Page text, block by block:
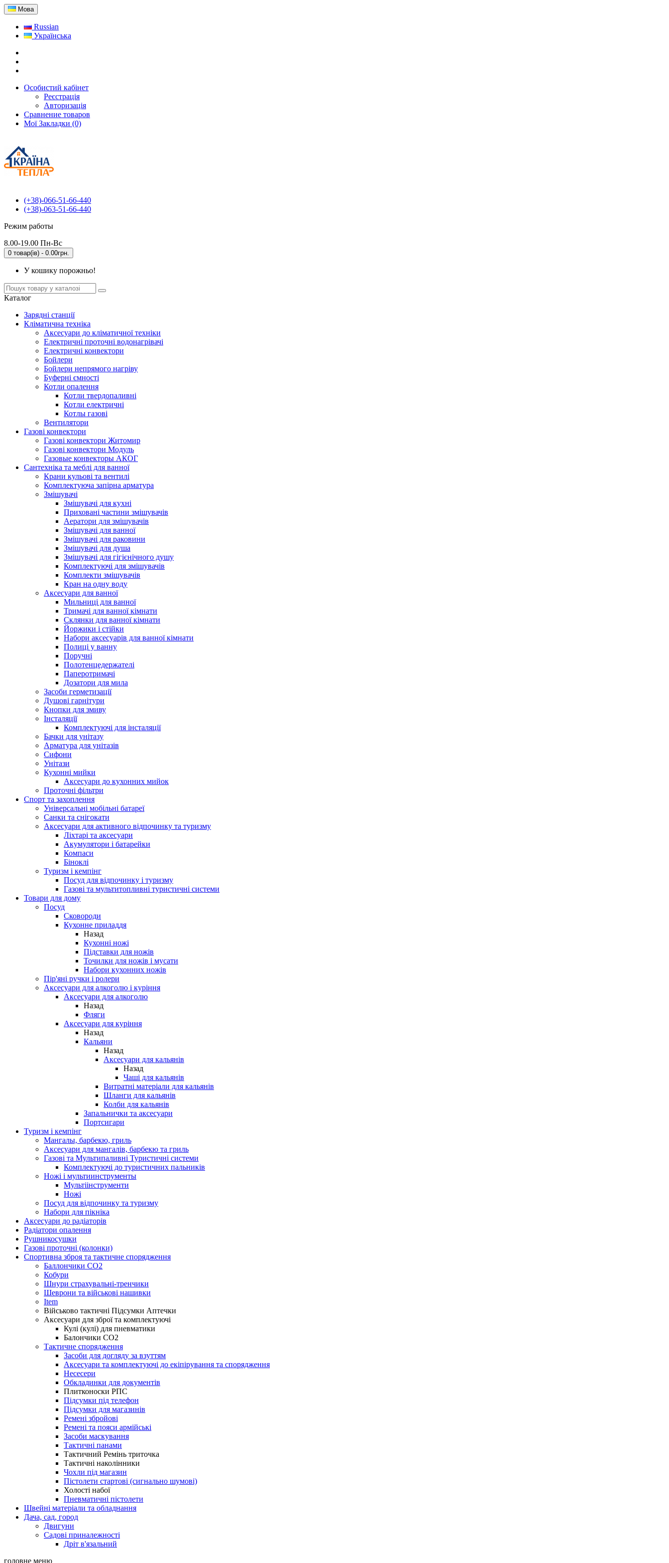
Мова
Russian
Українська
Особистий кабінет
Реєстрація
Авторизація
Сравнение товаров
Мої Закладки (0)
(+38)-066-51-66-440
(+38)-063-51-66-440
Режим работы
8.00-19.00 Пн-Вс
0 товар(ів) - 0.00грн.
У кошику порожньо!
Каталог
Зарядні станції
Кліматична техніка
Аксесуари до кліматичної техніки
Електричні проточні водонагрівачі
Електричні конвектори
Бойлери
Бойлери непрямого нагріву
Буферні ємності
Котли опалення
Котли твердопаливні
Котли електричні
Котлы газові
Вентилятори
Газові конвектори
Газові конвектори Житомир
Газові конвектори Модуль
Газовые конвекторы АКОГ
Сантехніка та меблі для ванної
Крани кульові та вентилі
Комплектуюча запірна арматура
Змішувачі
Змішувачі для кухні
Приховані частини змішувачів
Аератори для змішувачів
Змішувачі для ванної
Змішувачі для раковини
Змішувачі для душа
Змішувачі для гігієнічного душу
Комплектуючі для змішувачів
Комплекти змішувачів
Кран на одну воду
Аксесуари для ванної
Мильниці для ванної
Тримачі для ванної кімнати
Склянки для ванної кімнати
Йоржики і стійки
Набори аксесуарів для ванної кімнати
Полиці у ванну
Поручні
Полотенцедержателі
Паперотримачі
Дозатори для мила
Засоби герметизації
Душові гарнітури
Кнопки для змиву
Інсталяції
Комплектуючі для інсталяції
Бачки для унітазу
Арматура для унітазів
Сифони
Унітази
Кухонні мийки
Аксесуари до кухонних мийок
Проточні фільтри
Спорт та захоплення
Універсальні мобільні батареї
Санки та снігокати
Аксесуари для активного відпочинку та туризму
Ліхтарі та аксесуари
Акумулятори і батарейки
Компаси
Біноклі
Туризм і кемпінг
Посуд для відпочинку і туризму
Газові та мультитопливні туристичні системи
Товари для дому
Посуд
Сковороди
Кухонне приладдя
Назад
Кухонні ножі
Підставки для ножів
Точилки для ножів і мусати
Набори кухонних ножів
Пір'яні ручки і ролери
Аксесуари для алкоголю і куріння
Аксесуари для алкоголю
Назад
Фляги
Аксесуари для куріння
Назад
Кальяни
Назад
Аксесуари для кальянів
Назад
Чаші для кальянів
Витратні матеріали для кальянів
Шланги для кальянів
Колби для кальянів
Запальнички та аксесуари
Портсигари
Туризм і кемпінг
Мангалы, барбекю, гриль
Аксесуари для мангалів, барбекю та гриль
Газові та Мультипаливні Туристичні системи
Комплектуючі до туристичних пальників
Ножі і мультиинструменты
Мультіінструменти
Ножі
Посуд для відпочинку та туризму
Набори для пікніка
Аксесуари до радіаторів
Радіатори опалення
Рушникосушки
Газові проточні (колонки)
Спортивна зброя та тактичне спорядження
Баллончики CO2
Кобури
Шнури страхувальні-тренчики
Шеврони та військові нашивки
Item
Військово тактичні Підсумки Аптечки
Аксесуари для зброї та комплектуючі
Кулі (кулі) для пневматики
Балончики CO2
Тактичне спорядження
Засоби для догляду за взуттям
Аксесуари та комплектуючі до екіпірування та спорядження
Несесери
Обкладинки для документів
Плитконоски РПС
Підсумки під телефон
Підсумки для магазинів
Ремені збройові
Ремені та пояси армійські
Засоби маскування
Тактичні панами
Тактичний Ремінь триточка
Тактичні наколінники
Чохли під магазин
Пістолети стартові (сигнально шумові)
Холості набої
Пневматичні пістолети
Швейні матеріали та обладнання
Дача, сад, город
Двигуни
Садові приналежності
Дріт в'язальний
головне меню